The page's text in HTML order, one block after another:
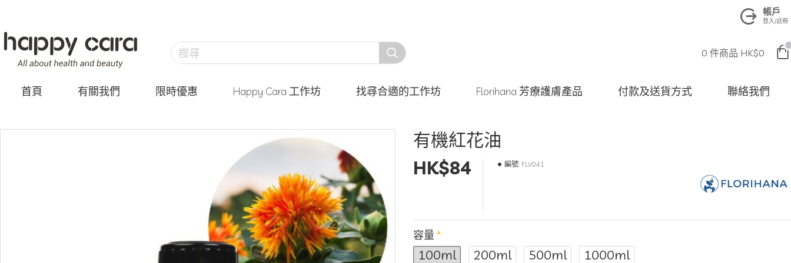
帳戶
登入/註冊
0 件商品 HK$0
0
首頁 有關我們 限時優惠 Happy Cara 工作坊 找尋合適的工作坊 Florihana 芳療護膚產品 付款及送貨方式 聯絡我們
有機紅花油
HK$84
編號: FLV041
容量
100ml 200ml 500ml 1000ml